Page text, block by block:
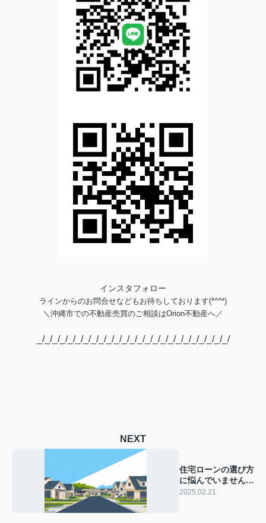
インスタフォロー
ラインからのお問合せなどもお待ちしております(*^^*)
＼ 沖縄市での不動産売買のご相談はOrion不動産へ／
_/_/_/_/_/_/_/_/_/_/_/_/_/_/_/_/_/_/_/_/_/_/_/_/_/
NEXT
住宅ローンの選び方
に悩んでいません
か？沖縄住宅ローン
2025.02.21